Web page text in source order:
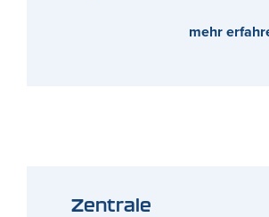
mehr
Zentrale